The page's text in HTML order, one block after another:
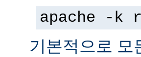
apache -k
기본적으로 모